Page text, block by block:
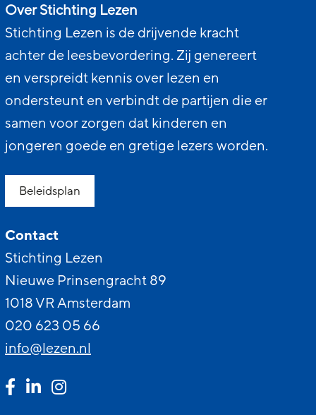
Over Stichting Lezen
Stichting Lezen is de drijvende kracht
achter de leesbevordering. Zij genereert
en verspreidt kennis over lezen en
ondersteunt en verbindt de partijen die er
samen voor zorgen dat kinderen en
jongeren goede en gretige lezers worden.
Beleidsplan
Contact
Stichting Lezen
Nieuwe Prinsengracht 89
1018 VR Amsterdam
020 623 05 66
info@lezen.nl